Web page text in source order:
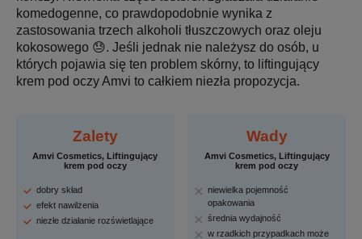
komedogenne, co prawdopodobnie wynika z
zastosowania trzech alkoholi tłuszczowych oraz oleju
kokosowego 😓. Jeśli jednak nie należysz do osób, u
których pojawia się ten problem skórny, to liftingujący
krem pod oczy Amvi to całkiem niezła propozycja.
Zalety
Amvi Cosmetics, Liftingujący
krem pod oczy
dobry skład
efekt nawilżenia
niezłe działanie rozświetlające
Wady
Amvi Cosmetics, Liftingujący
krem pod oczy
niewielka pojemność
opakowania
średnia wydajność
w rzadkich przypadkach może